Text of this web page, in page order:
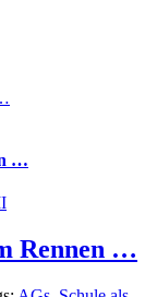
…
Rennen …